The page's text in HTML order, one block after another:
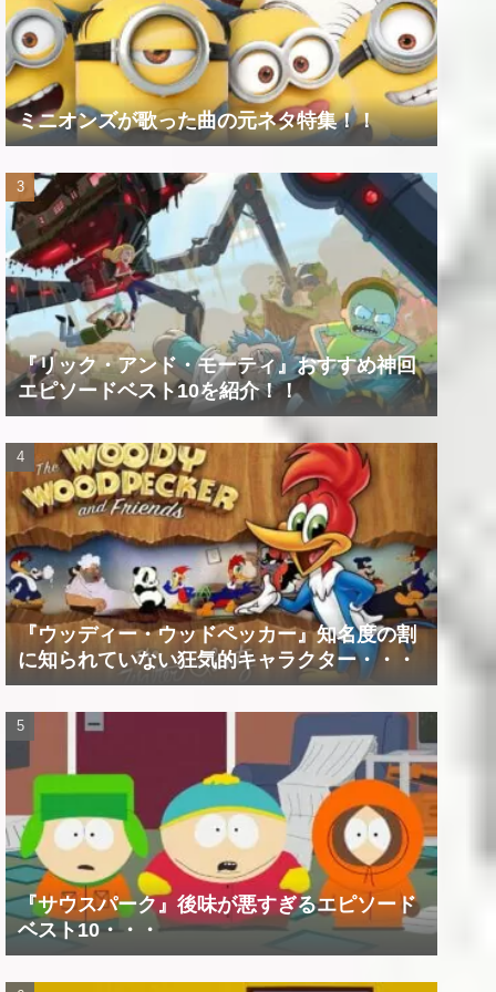
ミニオンズが歌った曲の元ネタ特集！！
『リック・アンド・モーティ』おすすめ神回
エピソードベスト10を紹介！！
『ウッディー・ウッドペッカー』知名度の割
に知られていない狂気的キャラクター・・・
『サウスパーク』後味が悪すぎるエピソード
ベスト10・・・